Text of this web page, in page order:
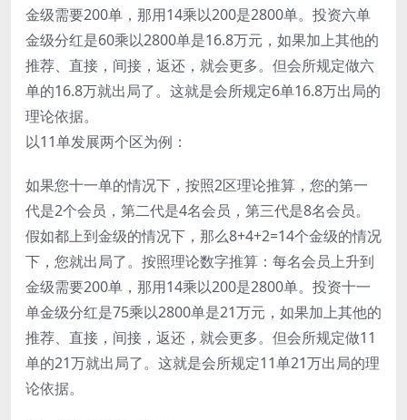
金级需要200单，那用14乘以200是2800单。投资六单
金级分红是60乘以2800单是16.8万元，如果加上其他的
推荐、直接，间接，返还，就会更多。但会所规定做六
单的16.8万就出局了。这就是会所规定6单16.8万出局的
理论依据。
以11单发展两个区为例：
如果您十一单的情况下，按照2区理论推算，您的第一
代是2个会员，第二代是4名会员，第三代是8名会员。
假如都上到金级的情况下，那么8+4+2=14个金级的情况
下，您就出局了。按照理论数字推算：每名会员上升到
金级需要200单，那用14乘以200是2800单。投资十一
单金级分红是75乘以2800单是21万元，如果加上其他的
推荐、直接，间接，返还，就会更多。但会所规定做11
单的21万就出局了。这就是会所规定11单21万出局的理
论依据。